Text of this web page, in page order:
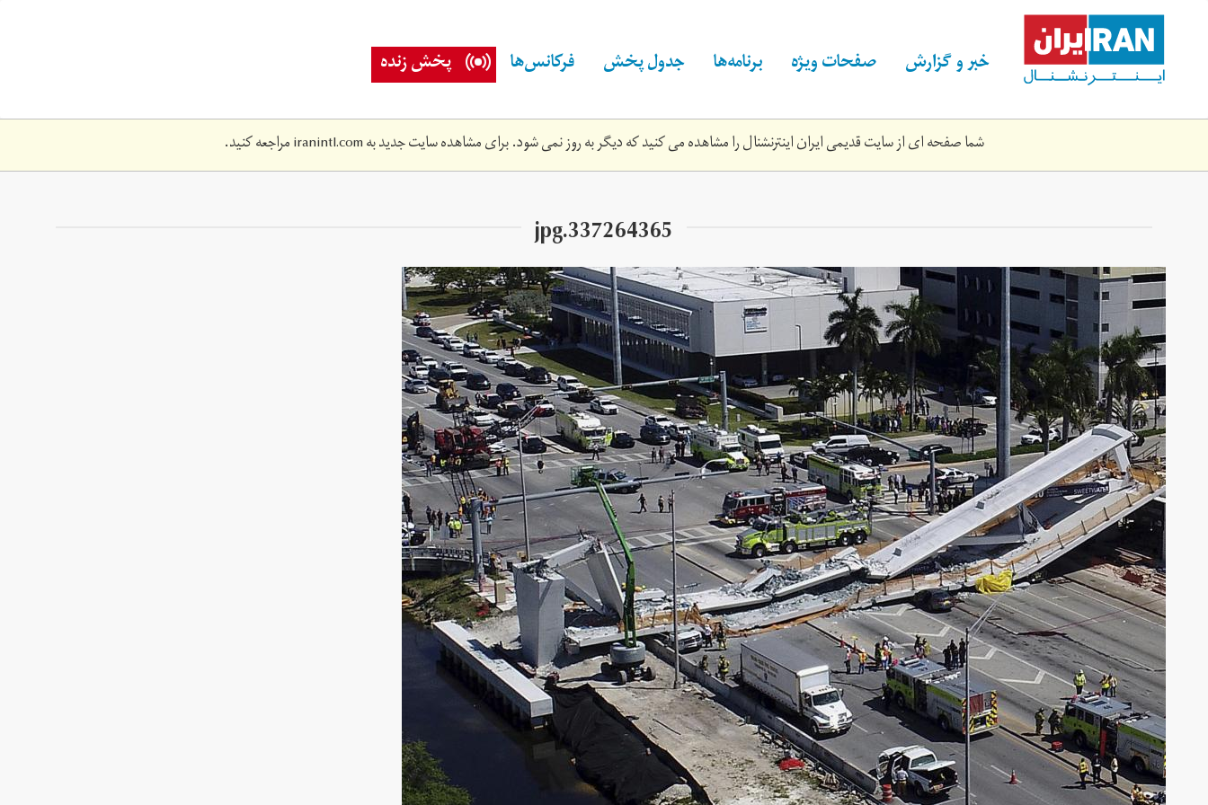
content خبر و گزارش صفحات ویژه برنامه‌ها جدول پخش فرکانس‌ها پخش زنده
شما صفحه ای از سایت قدیمی ایران اینترنشنال را مشاهده می کنید که دیگر به روز نمی شود. برای مشاهده سایت جدید بهiranintl.comمراجعه کنید.
337264365.jpg